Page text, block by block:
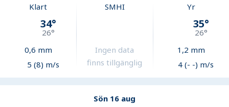
Klart
34°
26°
0,6 mm
5 (8) m/s
SMHI
Ingen data
finns tillgänglig
Yr
35°
26°
1,2 mm
4 (- -) m/s
Sön 16 aug